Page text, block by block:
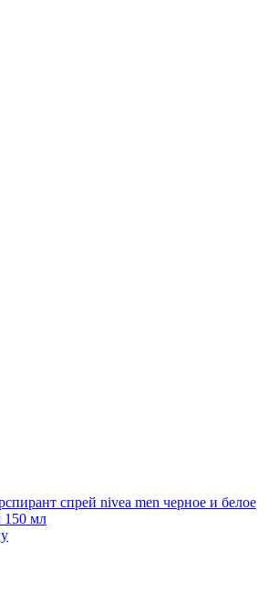
спрей nivea men черное и белое
150 мл